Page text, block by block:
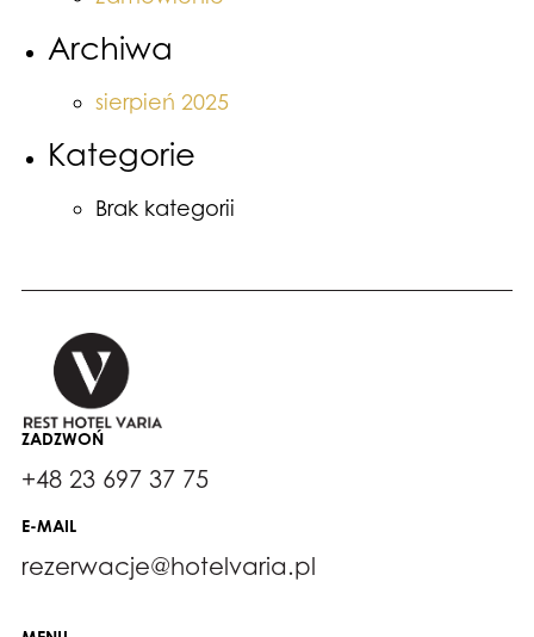
Archiwa
sierpień 2025
Kategorie
Brak kategorii
ZADZWOŃ
+48 23 697 37 75
E-MAIL
rezerwacje@hotelvaria.pl